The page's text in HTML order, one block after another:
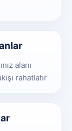
alanı
rahatlatır